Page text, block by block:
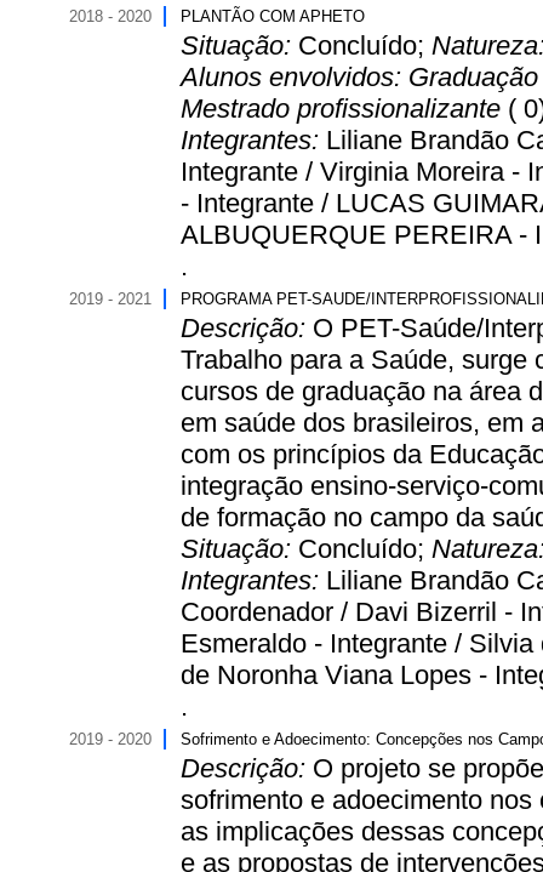
2018 - 2020 PLANTÃO COM APHETO
Situação: Concluído;
Alunos envolvidos:
Mestrado profissionalizante (
Integrantes: Liliane Brandão
Integrante / Virginia Moreira -
- Integrante / LUCAS
ALBUQUERQUE PEREIRA -
.
2019 - 2021 PROGRAMA PET-SAUDE/
Descrição: O PET-Saúde/
Trabalho para a Saúde, surge
cursos de graduação na área
em saúde dos brasileiros, em
com os princípios da
integração ensino-serviço-
de formação no campo da
Situação: Concluído;
Integrantes: Liliane Brandão
Coordenador / Davi Bizerril -
Esmeraldo - Integrante /
de Noronha Viana Lopes -
.
2019 - 2020 Sofrimento e Adoecimento: Concepções nos
Descrição: O projeto se
sofrimento e adoecimento
as implicações dessas
e as propostas de